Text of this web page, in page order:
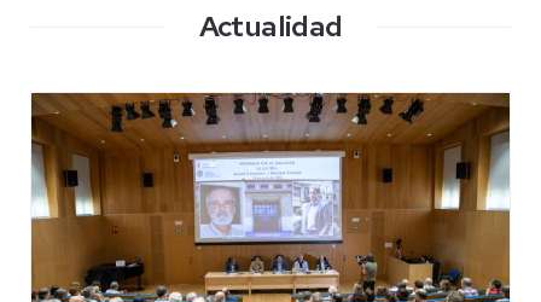
Actualidad